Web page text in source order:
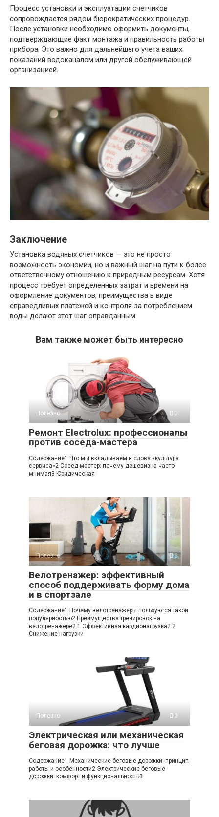
Процесс установки и эксплуатации счетчиков
сопровождается рядом бюрократических процедур.
После установки необходимо оформить документы,
подтверждающие факт монтажа и правильность работы
прибора. Это важно для дальнейшего учета ваших
показаний водоканалом или другой обслуживающей
организацией.
Заключение
Установка водяных счетчиков — это не просто
возможность экономии, но и важный шаг на пути к более
ответственному отношению к природным ресурсам. Хотя
процесс требует определенных затрат и времени на
оформление документов, преимущества в виде
справедливых платежей и контроля за потреблением
воды делают этот шаг оправданным.
Вам также может быть интересно
Полезно 0
Ремонт Electrolux: профессионалы
против соседа-мастера
Содержание1 Что мы вкладываем в слова «культура
сервиса»2 Сосед-мастер: почему дешевизна часто
мнимая3 Юридическая
Полезно 0
Велотренажер: эффективный
способ поддерживать форму дома
и в спортзале
Содержание1 Почему велотренажеры пользуются такой
популярностью2 Преимущества тренировок на
велотренажере2.1 Эффективная кардионагрузка2.2
Снижение нагрузки
Полезно 0
Электрическая или механическая
беговая дорожка: что лучше
Содержание1 Механические беговые дорожки: принцип
работы и особенности2 Электрические беговые
дорожки: комфорт и функциональность3